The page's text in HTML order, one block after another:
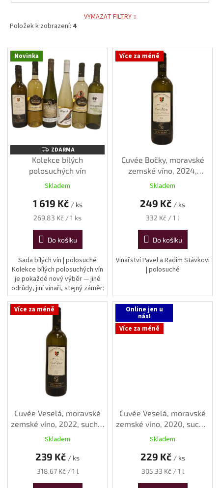
VYMAZAT FILTRY
Položek k zobrazení: 4
V Novinka
ZDARMA
ZDARMA
Kolekce bílých
polosuchých vín
Skladem
1 619 Kč / ks
Měrná
269,83 Kč / 1 ks
Do košíku
Sada bílých vín | polosuché
Kolekce bílých polosuchých vín
je pokaždé nový výběr — jiné
odrůdy, jiní vinaři, stejný záměr:
ukázat šíři moravských bílých
vín v kategorii...
Více za méně
Cuvée Bočky, moravské
zemské víno, 2024,
polosuché, 0,75 l
Skladem
249 Kč / ks
Měrná
332 Kč / 1 l
Do košíku
Vinařství Pavel a Radim Stávkovi
| polosuché
Více za méně
Cuvée Veselá, moravské
zemské víno, 2022, suché,
0,75 l
Skladem
239 Kč / ks
Měrná
318,67 Kč / 1 l
Online jen u
nás!
Více za méně
Cuvée Veselá, moravské
zemské víno, 2020, suché,
0,75 l
Skladem
229 Kč / ks
Měrná
305,33 Kč / 1 l